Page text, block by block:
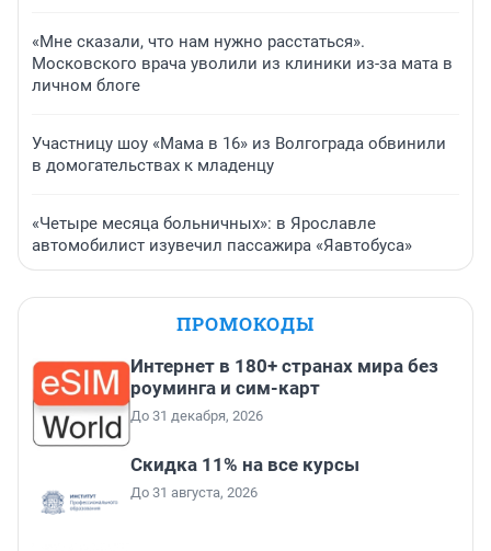
«Мне сказали, что нам нужно расстаться».
Московского врача уволили из клиники из-за мата в
личном блоге
Участницу шоу «Мама в 16» из Волгограда обвинили
в домогательствах к младенцу
«Четыре месяца больничных»: в Ярославле
автомобилист изувечил пассажира «Яавтобуса»
ПРОМОКОДЫ
Интернет в 180+ странах мира без
роуминга и сим-карт
До 31 декабря, 2026
Скидка 11% на все курсы
До 31 августа, 2026